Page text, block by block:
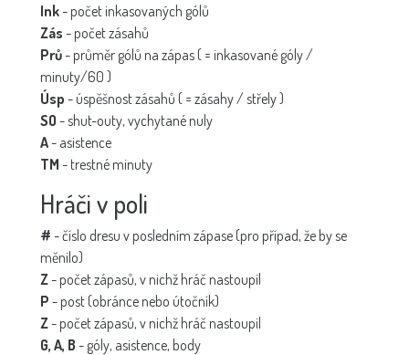
Ink- počet inkasovaných gólů
Zás - počet zásahů
Prů- průměr gólů na zápas ( = inkasované góly /
minuty/60 )
Úsp - úspěšnost zásahů ( = zásahy / střely )
SO - shut-outy, vychytané nuly
A- asistence
TM - trestné minuty
Hráči v poli
# - číslo dresu v posledním zápase (pro případ, že by se
měnilo)
Z- počet zápasů, v nichž hráč nastoupil
P - post (obránce nebo útočník)
Z- počet zápasů, v nichž hráč nastoupil
G, A, B - góly, asistence, body